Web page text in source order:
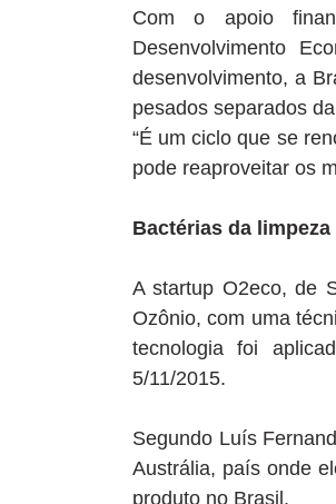
Com o apoio
Desenvolvimento
desenvolvimento, a
pesados separados
“É um ciclo que se
pode reaproveitar os
Bactérias da limpeza
A startup O2eco, de
Ozônio, com uma
tecnologia foi
5/11/2015.
Segundo Luís
Austrália, país onde
produto no Brasil.